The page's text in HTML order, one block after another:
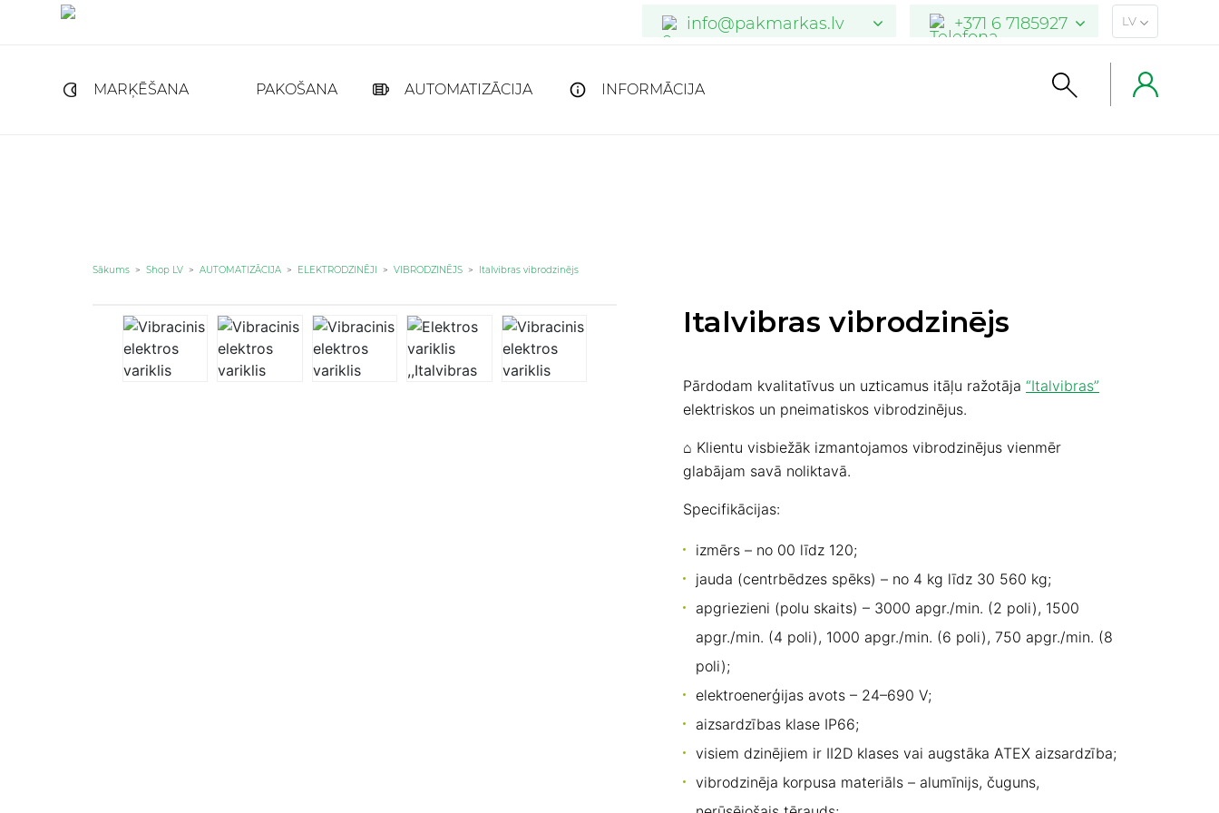
info@pakmarkas.lv
verkauf@pakmarkas.de
+371 6 7185927
04101 7762471
LV
MARĶĒŠANA PAKOŠANA AUTOMATIZĀCIJA INFORMĀCIJA
Sākums > Shop LV > AUTOMATIZĀCIJA > ELEKTRODZINĒJI > VIBRODZINĒJS > Italvibras vibrodzinējs
Italvibras vibrodzinējs
Pārdodam kvalitatīvus un uzticamus itāļu ražotāja“Italvibras”
elektriskos un pneimatiskos vibrodzinējus.
⌂ Klientu visbiežāk izmantojamos vibrodzinējus vienmēr
glabājam savā noliktavā.
Specifikācijas:
izmērs – no 00 līdz 120;
jauda (centrbēdzes spēks) – no 4 kg līdz 30 560 kg;
apgriezieni (polu skaits) – 3000 apgr./min. (2 poli), 1500
apgr./min. (4 poli), 1000 apgr./min. (6 poli), 750 apgr./min. (8
poli);
elektroenerģijas avots – 24–690 V;
aizsardzības klase IP66;
visiem dzinējiem ir II2D klases vai augstāka ATEX aizsardzība;
vibrodzinēja korpusa materiāls – alumīnijs, čuguns,